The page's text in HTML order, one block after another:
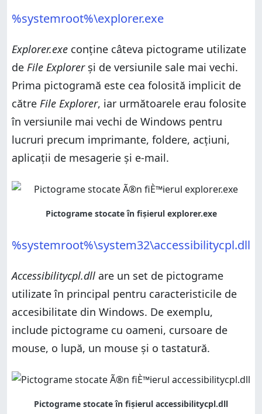
%systemroot%\explorer.exe
Explorer.exe conține câteva pictograme utilizate
de File Explorerși de versiunile sale mai vechi.
Prima pictogramă este cea folosită implicit de
către File Explorer, iar următoarele erau folosite
în versiunile mai vechi de Windows pentru
lucruri precum imprimante, foldere, acțiuni,
aplicații de mesagerie și e-mail.
%systemroot%\system32\accessibilitycpl.dll
Accessibilitycpl.dll are un set de pictograme
utilizate în principal pentru caracteristicile de
accesibilitate din Windows. De exemplu,
include pictograme cu oameni, cursoare de
mouse, o lupă, un mouse și o tastatură.